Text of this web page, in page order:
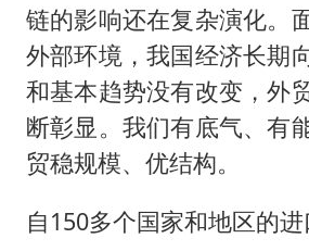
链的影响还在复杂演化。
外部环境，我国经济长期
和基本趋势没有改变，外
断彰显。我们有底气、有
贸稳规模、优结构。
自150多个国家和地区的